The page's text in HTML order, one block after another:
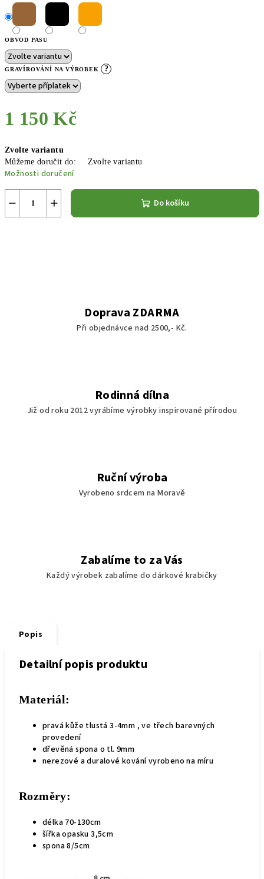
OBVOD PASU
GRAVÍROVÁNÍ NA VÝROBEK ?
1 150 Kč
cena:
Zvolte variantu
Můžeme doručit do:
Zvolte variantu
Možnosti doručení
+
− Do košíku
Doprava ZDARMA
Při objednávce nad 2500,- Kč.
Rodinná dílna
Již od roku 2012 vyrábíme výrobky inspirované přírodou
Ruční výroba
Vyrobeno srdcem na Moravě
Zabalíme to za Vás
Každý výrobek zabalíme do dárkové krabičky
Popis
Detailní popis produktu
Materiál:
pravá kůže tlustá 3-4mm , ve třech barevných
provedení
dřevěná spona o tl. 9mm
nerezové a duralové kování vyrobeno na míru
Rozměry:
délka 70-130cm
šířka opasku 3,5cm
spona 8/5cm